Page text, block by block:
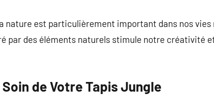
nature est particulièrement important dans nos
par des éléments naturels stimule notre créativité
de Votre Tapis Jungle